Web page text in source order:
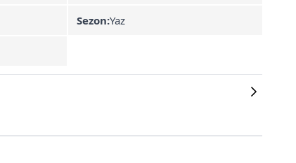
Sezon:Yaz